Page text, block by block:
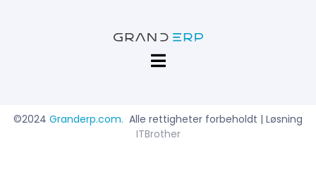
©2024 Granderp.com. Alle rettigheter forbeholdt | Løsning
ITBrother